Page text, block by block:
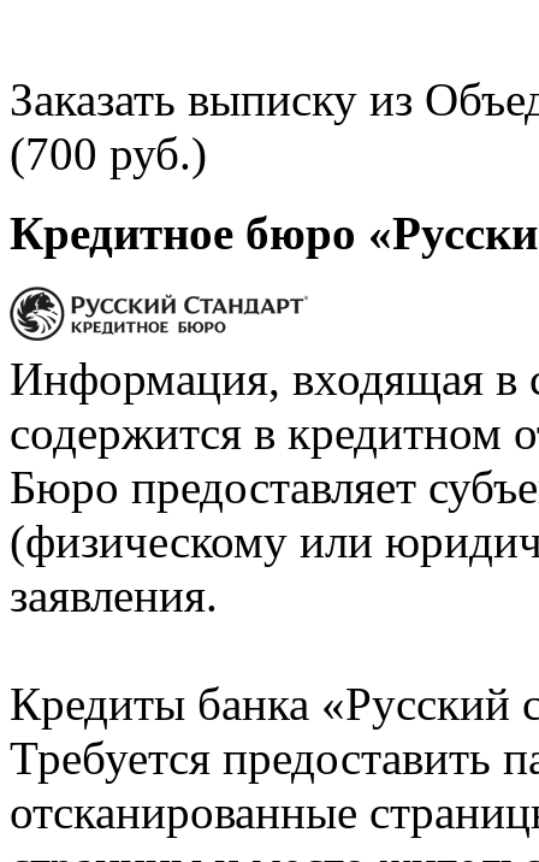
Заказать выписку из
(700 руб.)
Кредитное бюро
Информация, входящая в
содержится в кредитном
Бюро предоставляет
(физическому или
заявления.
Кредиты банка «Русский
Требуется предоставить
отсканированные